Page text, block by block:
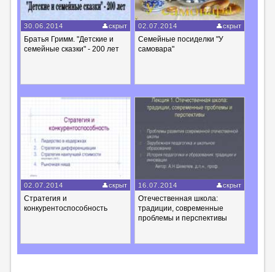
30.06.2014 скрыт
Братья Гримм. "Детские и
семейные сказки" - 200 лет
02.07.2014 скрыт
Семейные посиделки "У
самовара"
02.07.2014 скрыт
Стратегия и
конкурентоспособность
16.07.2014 скрыт
Отечественная школа:
традиции, современные
проблемы и перспективы